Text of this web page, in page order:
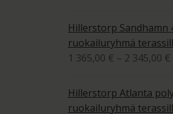
-
Hillerstorp Sandhamn
ruokailuryhmä
1 365,00 € – 2 345,00 €
-
Hillerstorp Atlanta
ruokailuryhmä